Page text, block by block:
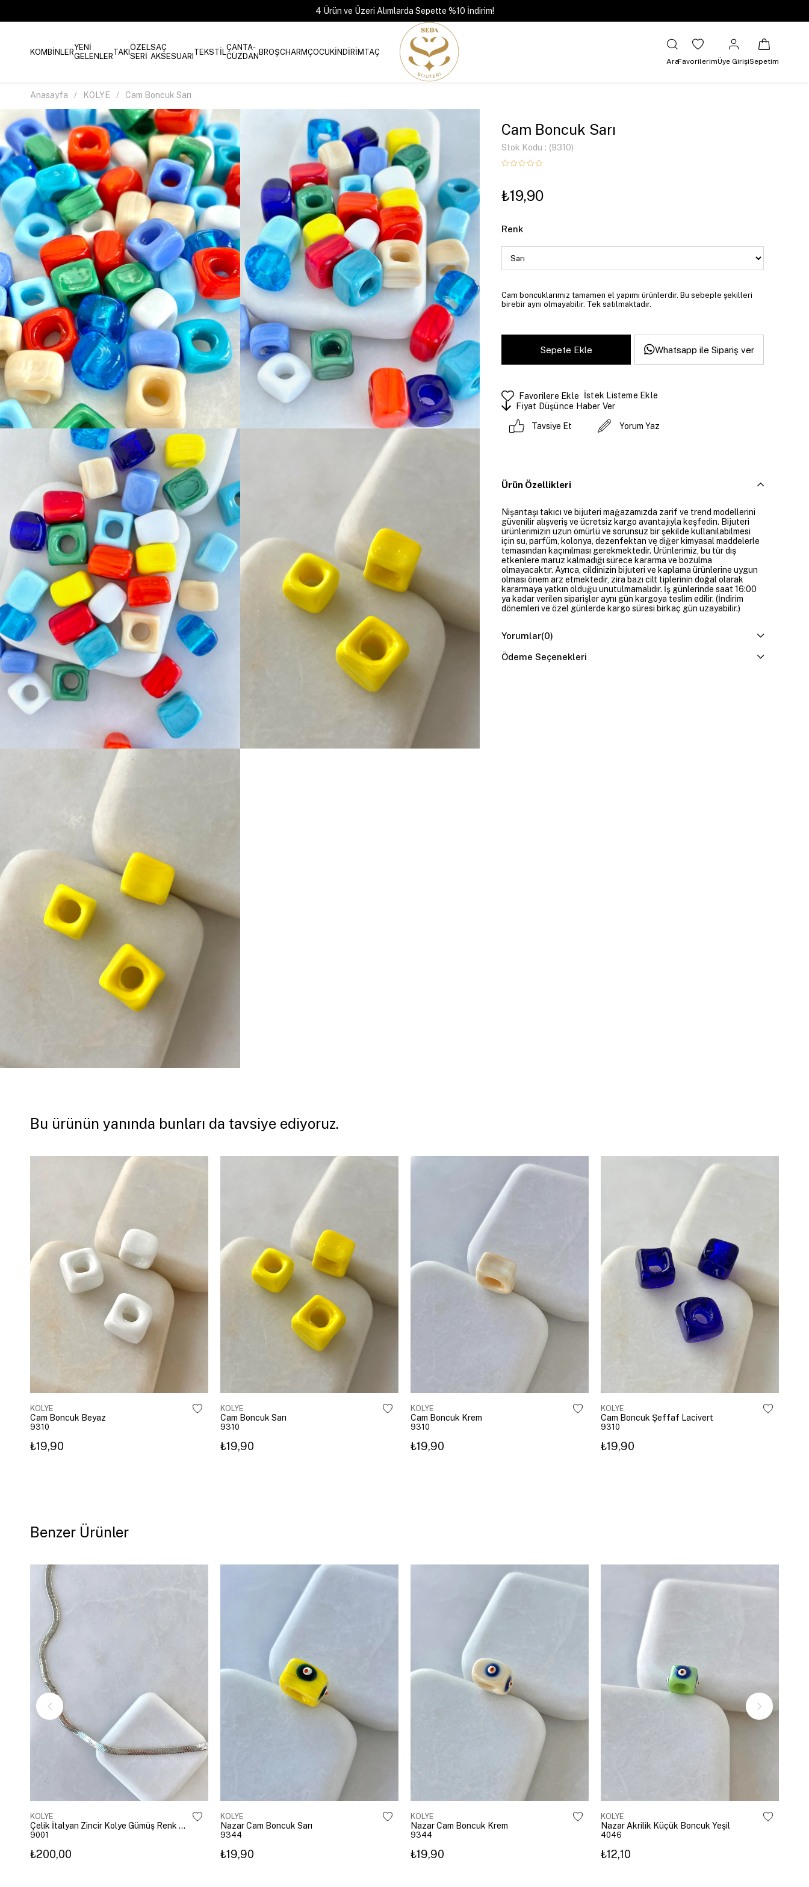
4 Ürün ve Üzeri Alımlarda Sepette %10 İndirim!
KOMBİNLERYENİ
GELENLERTAKIÖZEL
SERİ
SAÇ
AKSESUARI TEKSTİLÇANTA-
CÜZDANBROŞCHARMÇOCUKİNDİRİMTAÇ
AraFavorilerimÜye GirişiSepetim
Anasayfa KOLYE Cam Boncuk Sarı
Cam Boncuk Sarı
Stok Kodu (9310)
₺19,90
Renk
Cam boncuklarımız tamamen el yapımı ürünlerdir. Bu sebeple şekilleri
birebir aynı olmayabilir. Tek satılmaktadır.
Whatsapp ile Sipariş ver
Favorilere Ekle
İstek Listeme Ekle
Fiyat Düşünce Haber Ver
Tavsiye Et Yorum Yaz
Ürün Özellikleri
Nişantaşı takıcı ve bijuteri mağazamızda zarif ve trend modellerini
güvenilir alışveriş ve ücretsiz kargo avantajıyla keşfedin. Bijuteri
ürünlerimizin uzun ömürlü ve sorunsuz bir şekilde kullanılabilmesi
için su, parfüm, kolonya, dezenfektan ve diğer kimyasal maddelerle
temasından kaçınılması gerekmektedir. Ürünlerimiz, bu tür dış
etkenlere maruz kalmadığı sürece kararma ve bozulma
olmayacaktır. Ayrıca, cildinizin bijuteri ve kaplama ürünlerine uygun
olması önem arz etmektedir, zira bazı cilt tiplerinin doğal olarak
kararmaya yatkın olduğu unutulmamalıdır. İş günlerinde saat 16:00
ya kadar verilen siparişler aynı gün kargoya teslim edilir. (İndirim
dönemleri ve özel günlerde kargo süresi birkaç gün uzayabilir.)
Yorumlar(0)
Ödeme Seçenekleri
Bu ürünün yanında bunları da tavsiye ediyoruz.
KOLYE
Cam Boncuk Beyaz
9310
₺19,90
KOLYE
Cam Boncuk Sarı
9310
₺19,90
KOLYE
Cam Boncuk Krem
9310
₺19,90
KOLYE
Cam Boncuk Şeffaf Lacivert
9310
₺19,90
Benzer Ürünler
KOLYE
Çelik İtalyan Zincir Kolye Gümüş Renk 40 cm
9001
₺200,00
KOLYE
Nazar Cam Boncuk Sarı
9344
₺19,90
KOLYE
Nazar Cam Boncuk Krem
9344
₺19,90
KOLYE
Nazar Akrilik Küçük Boncuk Yeşil
4046
₺12,10